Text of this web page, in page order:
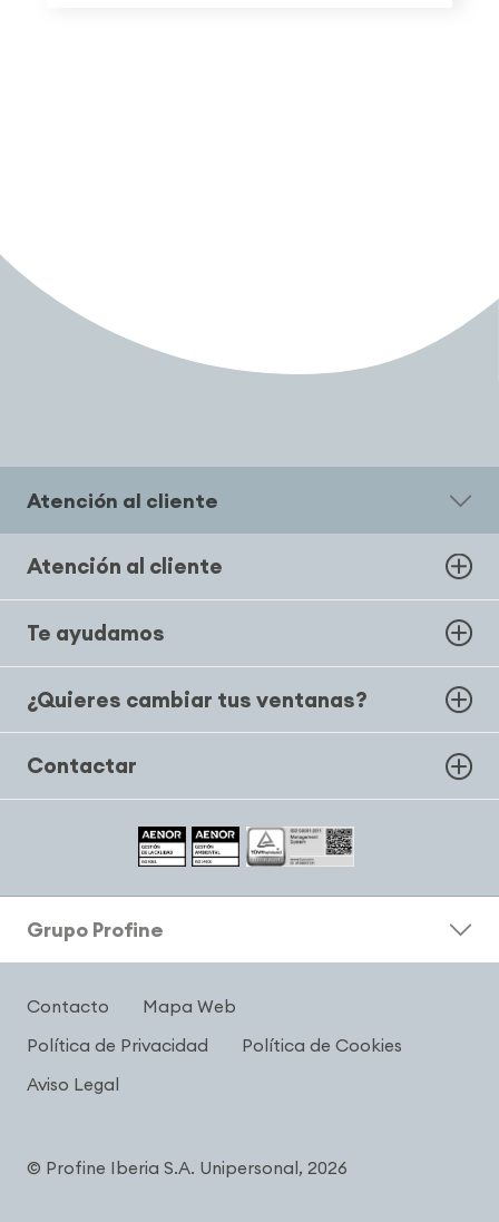
Atención al cliente
Atención al cliente
Te ayudamos
¿Quieres cambiar tus ventanas?
Contactar
Grupo Profine
Contacto
Mapa Web
Política de Privacidad
Política de Cookies
Aviso Legal
© Profine Iberia S.A. Unipersonal, 2026